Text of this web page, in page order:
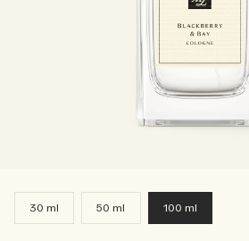
30 ml 50 ml 100 ml